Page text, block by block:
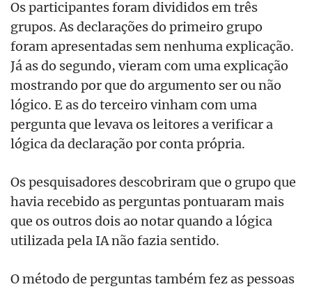
Os participantes foram divididos em três
grupos. As declarações do primeiro grupo
foram apresentadas sem nenhuma explicação.
Já as do segundo, vieram com uma explicação
mostrando por que do argumento ser ou não
lógico. E as do terceiro vinham com uma
pergunta que levava os leitores a verificar a
lógica da declaração por conta própria.
Os pesquisadores descobriram que o grupo que
havia recebido as perguntas pontuaram mais
que os outros dois ao notar quando a lógica
utilizada pela IA não fazia sentido.
O método de perguntas também fez as pessoas